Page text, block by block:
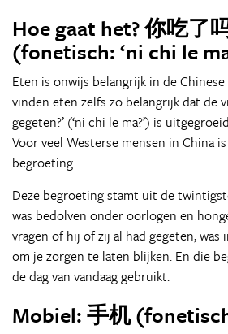
Hoe gaat het? 你吃了
(fonetisch: ‘ni chi le
Eten is onwijs belangrijk in de
vinden eten zelfs zo belangrijk dat de
gegeten?’ (‘ni chi le ma?’) is
Voor veel Westerse mensen in China
begroeting.
Deze begroeting stamt uit de
was bedolven onder oorlogen en
vragen of hij of zij al had gegeten,
om je zorgen te laten blijken. En die
de dag van vandaag gebruikt.
Mobiel: 手机